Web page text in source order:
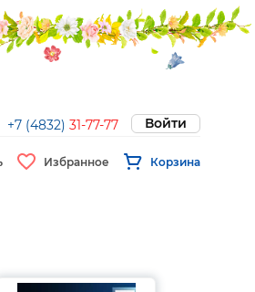
+7 (4832) 31-77-77 Войти
Избранное Корзина